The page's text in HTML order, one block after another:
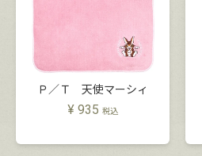
Ｐ／Ｔ 天使マーシィ
¥ 935 税込